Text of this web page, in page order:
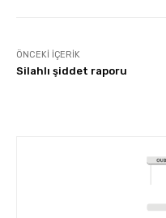
ÖNCEKI İÇERIK
Silahlı şiddet raporu